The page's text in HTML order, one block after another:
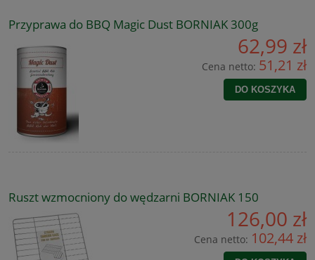
Przyprawa do BBQ Magic Dust BORNIAK 300g
62,99 zł
Cena netto: 51,21 zł
DO KOSZYKA
Ruszt wzmocniony do wędzarni BORNIAK 150
126,00 zł
Cena netto: 102,44 zł